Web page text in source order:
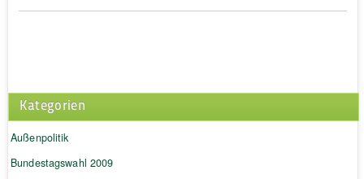
Kategorien
Außenpolitik
Bundestagswahl 2009